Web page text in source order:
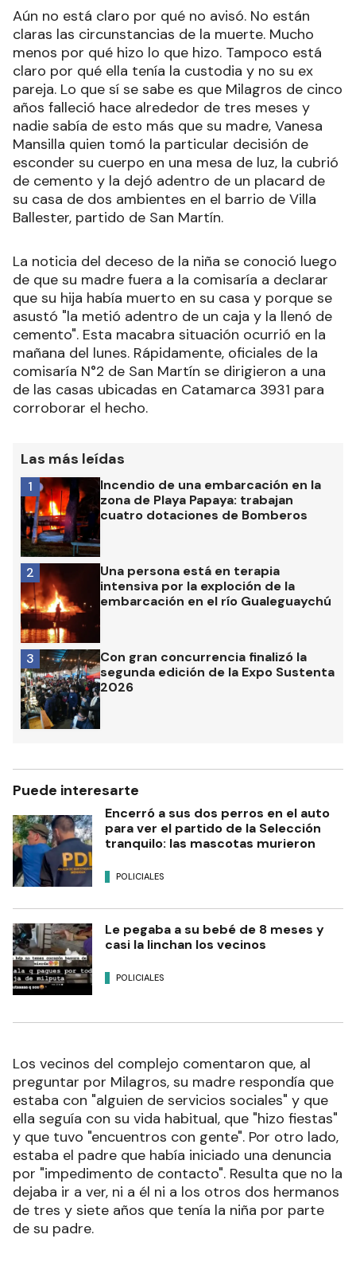
Aún no está claro por qué no avisó. No están
claras las circunstancias de la muerte. Mucho
menos por qué hizo lo que hizo. Tampoco está
claro por qué ella tenía la custodia y no su ex
pareja. Lo que sí se sabe es que Milagros de cinco
años falleció hace alrededor de tres meses y
nadie sabía de esto más que su madre, Vanesa
Mansilla quien tomó la particular decisión de
esconder su cuerpo en una mesa de luz, la cubrió
de cemento y la dejó adentro de un placard de
su casa de dos ambientes en el barrio de Villa
Ballester, partido de San Martín.
La noticia del deceso de la niña se conoció luego
de que su madre fuera a la comisaría a declarar
que su hija había muerto en su casa y porque se
asustó "la metió adentro de un caja y la llenó de
cemento". Esta macabra situación ocurrió en la
mañana del lunes. Rápidamente, oficiales de la
comisaría N°2 de San Martín se dirigieron a una
de las casas ubicadas en Catamarca 3931 para
corroborar el hecho.
Las más leídas
Incendio de una embarcación en la
zona de Playa Papaya: trabajan
cuatro dotaciones de Bomberos
1
Una persona está en terapia
intensiva por la exploción de la
embarcación en el río Gualeguaychú
2
Con gran concurrencia finalizó la
segunda edición de la Expo Sustenta
2026
3
Puede interesarte
Encerró a sus dos perros en el auto
para ver el partido de la Selección
tranquilo: las mascotas murieron
POLICIALES
Le pegaba a su bebé de 8 meses y
casi la linchan los vecinos
POLICIALES
Los vecinos del complejo comentaron que, al
preguntar por Milagros, su madre respondía que
estaba con "alguien de servicios sociales" y que
ella seguía con su vida habitual, que "hizo fiestas"
y que tuvo "encuentros con gente". Por otro lado,
estaba el padre que había iniciado una denuncia
por "impedimento de contacto". Resulta que no la
dejaba ir a ver, ni a él ni a los otros dos hermanos
de tres y siete años que tenía la niña por parte
de su padre.